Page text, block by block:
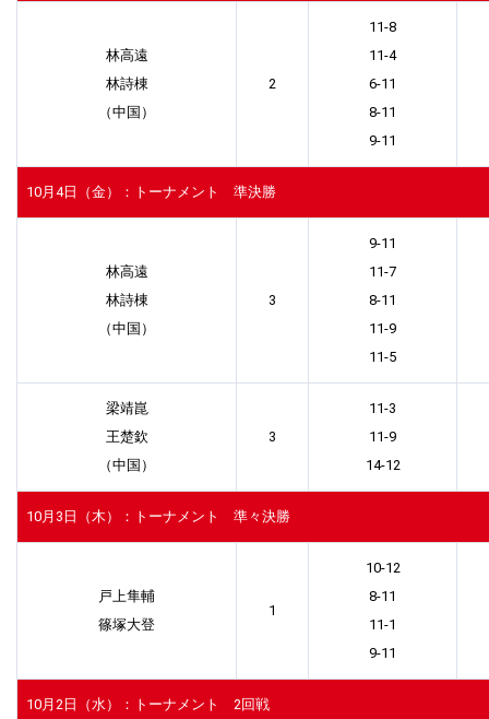
林高遠
林詩棟
（中国）
2
11-8
11-4
6-11
8-11
9-11
10月4日（金）：トーナメント 準決勝
林高遠
林詩棟
（中国）
3
9-11
11-7
8-11
11-9
11-5
梁靖崑
王楚欽
（中国）
3
11-3
11-9
14-12
10月3日（木）：トーナメント 準々決勝
戸上隼輔
篠塚大登
1
10-12
8-11
11-1
9-11
10月2日（水）：トーナメント 2回戦